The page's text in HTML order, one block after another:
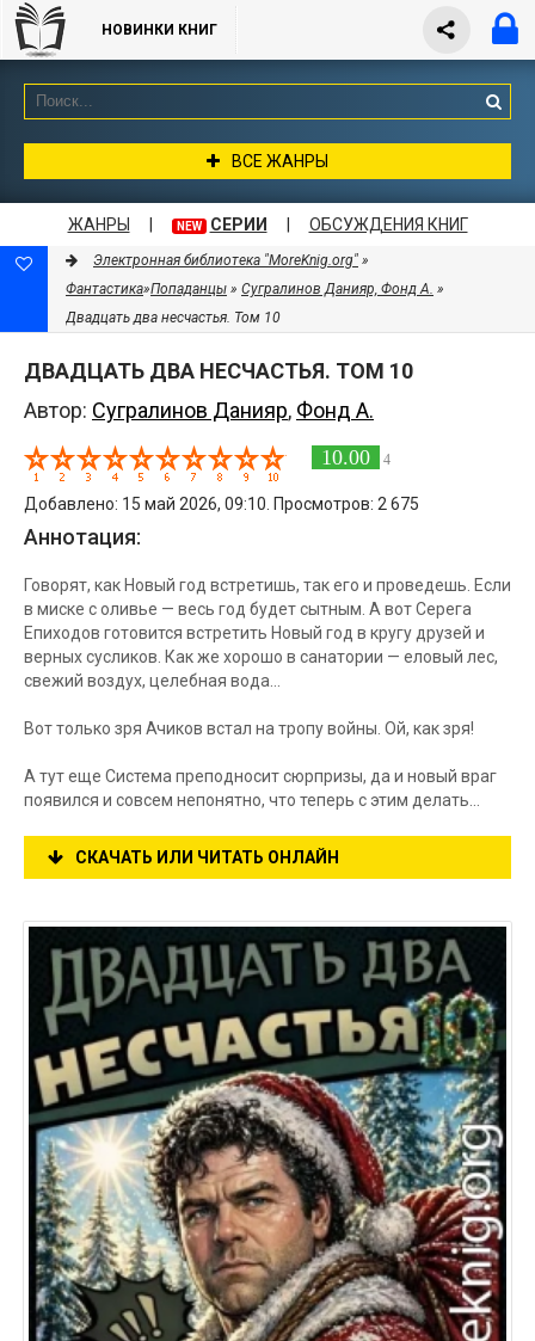
НОВИНКИ КНИГ
ВСЕ ЖАНРЫ
ЖАНРЫ NEW СЕРИИ ОБСУЖДЕНИЯ КНИГ
Электронная библиотека "MoreKnig.org" »
Фантастика»Попаданцы » Сугралинов Данияр, Фонд А. »
Двадцать два несчастья. Том 10
ДВАДЦАТЬ ДВА НЕСЧАСТЬЯ. ТОМ 10
Автор: Сугралинов Данияр, Фонд А.
10.00 4
Добавлено: 15 май 2026, 09:10. Просмотров: 2 675
Аннотация:
Говорят, как Новый год встретишь, так его и проведешь. Если
в миске с оливье — весь год будет сытным. А вот Серега
Епиходов готовится встретить Новый год в кругу друзей и
верных сусликов. Как же хорошо в санатории — еловый лес,
свежий воздух, целебная вода…
Вот только зря Ачиков встал на тропу войны. Ой, как зря!
А тут еще Система преподносит сюрпризы, да и новый враг
появился и совсем непонятно, что теперь с этим делать…
СКАЧАТЬ ИЛИ ЧИТАТЬ ОНЛАЙН